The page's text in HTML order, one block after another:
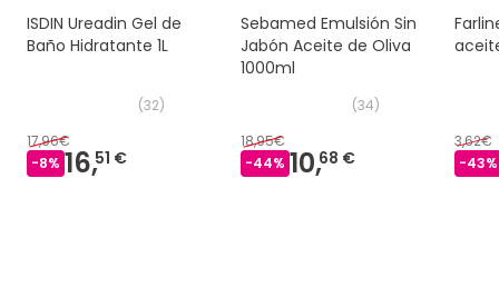
ISDIN Ureadin Gel de
Baño Hidratante 1L
(32)
17,96€
-8% 16,51 €
Sebamed Emulsión Sin
Jabón Aceite de Oliva
1000ml
(34)
18,95€
-44% 10,68 €
3,62€
-43%